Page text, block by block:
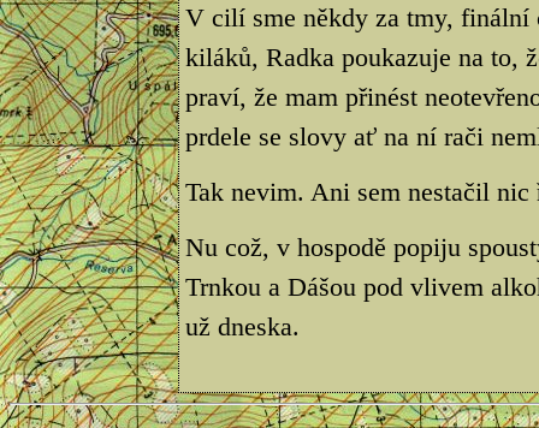
V cilí sme někdy za tmy, finální
kiláků, Radka poukazuje na to,
praví, že mam přinést
prdele se slovy ať na ní rači
Tak nevim. Ani sem nestačil nic
Nu což, v hospodě popiju
Trnkou a Dášou pod vlivem
už dneska.